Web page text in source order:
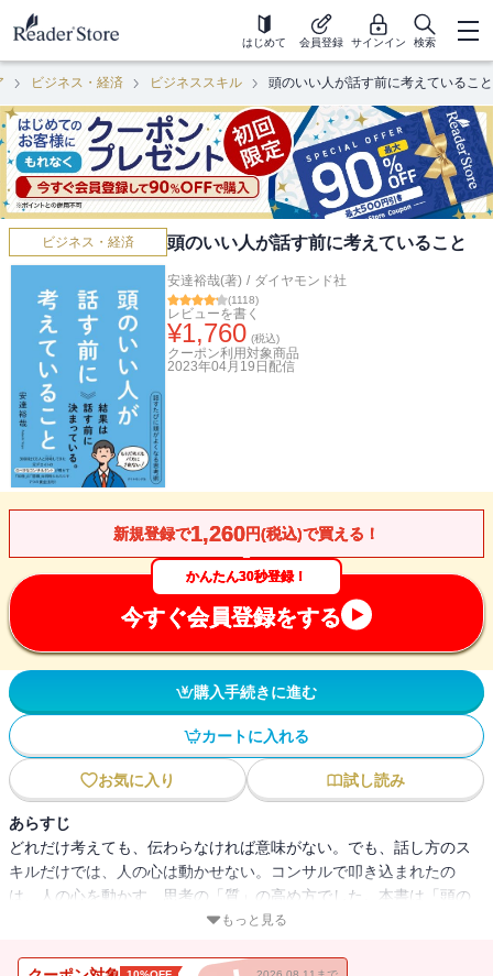
はじめて 会員登録 サインイン 検索
ビジネス・経済 ビジネススキル 頭のいい人が話す前に考えていること
ビジネス・経済 頭のいい人が話す前に考えていること
安達裕哉(著) / ダイヤモンド社
(1118)
レビューを書く
¥1,760 (税込)
クーポン利用対象商品
2023年04月19日 配信
新規登録で1,260円(税込)で買える！
かんたん30秒登録！
今すぐ会員登録をする
購入手続きに進む
カートに入れる
お気に入り 試し読み
あらすじ
どれだけ考えても、伝わらなければ意味がない。でも、話し方のス
キルだけでは、人の心は動かせない。コンサルで叩き込まれたの
は、人の心を動かす、思考の「質」の高め方でした。本書は「頭の
いい人」が何をどう考えているかを明確にし、誰でも思考の質を高
もっと見る